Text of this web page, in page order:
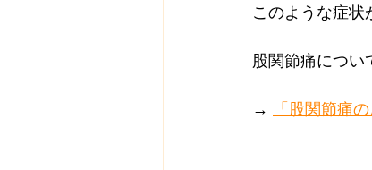
このような症
股関節痛につい
→ 「股関節痛